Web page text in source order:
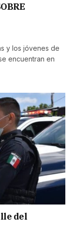
y los jóvenes de
encuentran en
del